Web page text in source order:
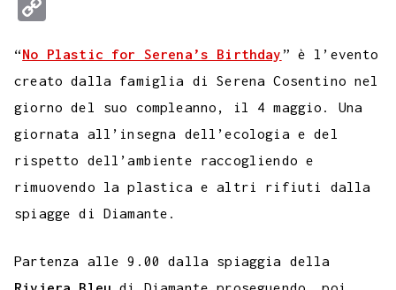
e
b
o
o
k
t
t
e
r
t
s
A
p
p
e
g
r
a
m
s
a
g
e
t
e
r
e
s
t
k
e
d
I
n
k
e
t
b
l
r
i
l
p
y
L
i
k
“No Plastic for Serena’s Birthday ” è l’evento
creato dalla famiglia di Serena Cosentino nel
giorno del suo compleanno, il 4 maggio. Una
giornata all’insegna dell’ecologia e del
rispetto dell’ambiente raccogliendo e
rimuovendo la plastica e altri rifiuti dalla
spiagge di Diamante.
Partenza alle 9.00 dalla spiaggia della